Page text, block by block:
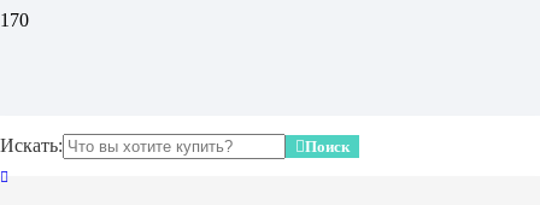
Искать: Поиск
массового внедрения в школы и сады. После трёх десятилетий